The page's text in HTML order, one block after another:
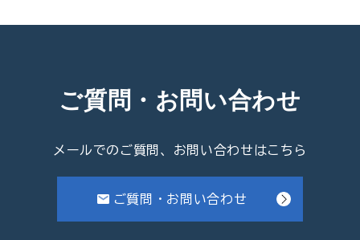
ご質問・お問い合わせ
メールでのご質問、お問い合わせはこちら
ご質問・お問い合わせ